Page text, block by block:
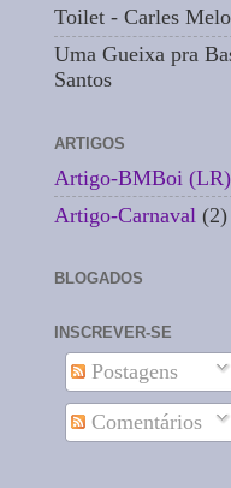
Toilet - Carles Melo
Uma Gueixa pra
Santos
ARTIGOS
Artigo-BMBoi (LR)
Artigo-Carnaval (2)
BLOGADOS
INSCREVER-SE
Postagens
Comentários